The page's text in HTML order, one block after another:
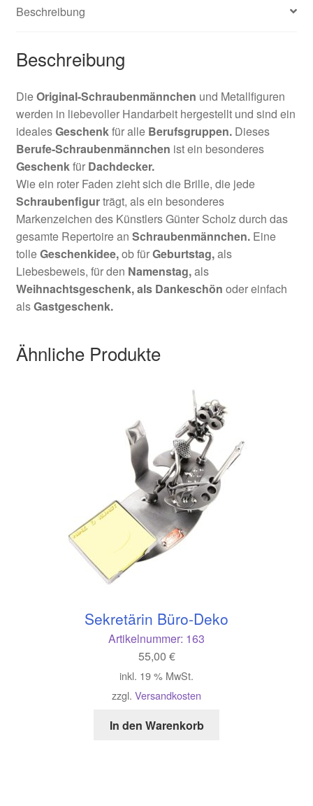
Beschreibung
Beschreibung
DieOriginal-Schraubenmännchen und Metallfiguren
werden in liebevoller Handarbeit hergestellt und sind ein
idealesGeschenkfür alle Berufsgruppen.Dieses
Berufe-Schraubenmännchen ist ein besonderes
Geschenkfür Dachdecker.
Wie ein roter Faden zieht sich die Brille, die jede
Schraubenfigurträgt, als ein besonderes
Markenzeichen des Künstlers Günter Scholz durch das
gesamte Repertoire an Schraubenmännchen.Eine
tolleGeschenkidee,ob fürGeburtstag,als
Liebesbeweis, für den Namenstag,als
Weihnachtsgeschenk,als Dankeschön oder einfach
alsGastgeschenk.
Ähnliche Produkte
Sekretärin Büro-Deko
Artikelnummer: 163
55,00 €
inkl. 19 % MwSt.
zzgl. Versandkosten
In den Warenkorb